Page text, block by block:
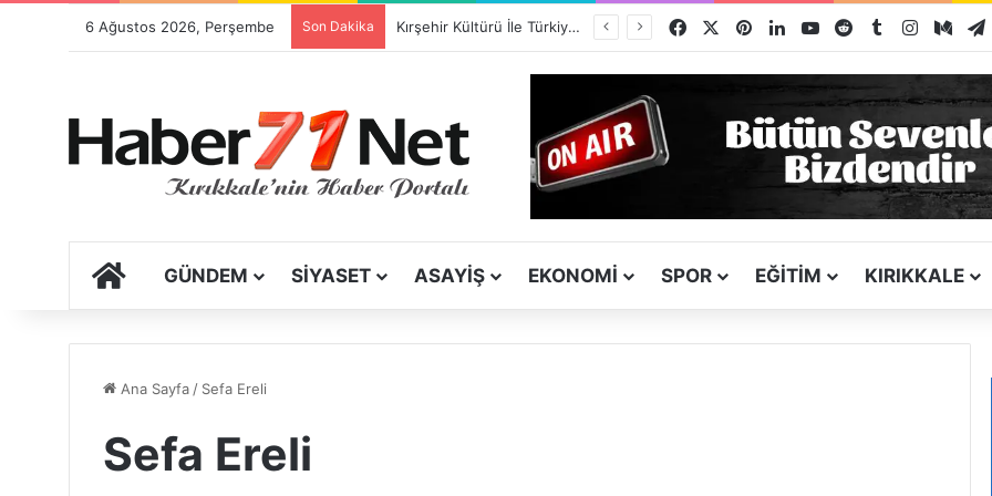
6 Ağustos 2026, Perşembe Son Dakika Kırşehir Kültürü İle Türkiyeye Ders Veriyor Kırıkkale İse Hala Seyrediyor !!! Facebook PinterestLinkedInYouTubeRedditTumblrInstagram
ANA SAYFA
GÜNDEM SIYASET ASAYIŞ EKONOMI SPOR EĞITIM KIRIKKALE
Ana Sayfa/ Sefa Ereli
Sefa Ereli